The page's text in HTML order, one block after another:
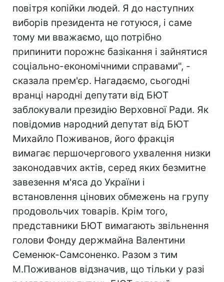
повітря копійки людей. Я до наступних
виборів президента не готуюся, і саме
тому ми вважаємо, що потрібно
припинити порожнє базікання і зайнятися
соціально-економічними справами", -
сказала прем'єр. Нагадаємо, сьогодні
вранці народні депутати від БЮТ
заблокували президію Верховної Ради. Як
повідомив народний депутат від БЮТ
Михайло Поживанов, його фракція
вимагає першочергового ухвалення низки
законодавчих актів, серед яких безмитне
завезення м'яса до України і
встановлення цінових обмежень на групу
продовольчих товарів. Крім того,
представники БЮТ вимагають звільнення
голови Фонду держмайна Валентини
Семенюк-Самсоненко. Разом з тим
М.Поживанов відзначив, що тільки у разі